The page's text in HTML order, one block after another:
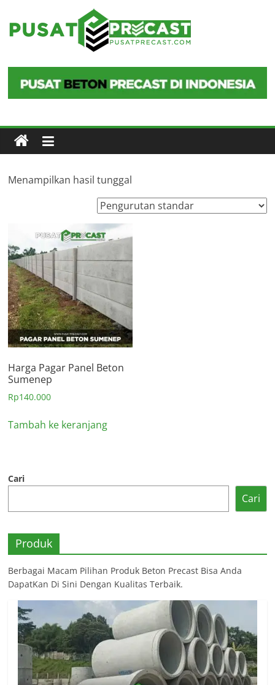
content
Pusat
Precast
Precast
di
Menampilkan hasil tunggal
Harga Pagar Panel Beton
Sumenep
Rp140.000
Tambah ke keranjang
Cari
Cari
Produk
Berbagai Macam Pilihan Produk Beton Precast Bisa Anda
DapatKan Di Sini Dengan Kualitas Terbaik.